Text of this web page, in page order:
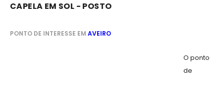
CAPELA EM SOL - POSTO
PONTO DE INTERESSE EM AVEIRO
O ponto
de